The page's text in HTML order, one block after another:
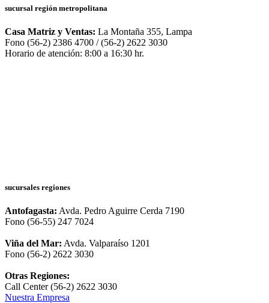
sucursal región metropolitana
Casa Matriz y Ventas: La Montaña 355, Lampa
Fono (56-2) 2386 4700 / (56-2) 2622 3030
Horario de atención: 8:00 a 16:30 hr.
sucursales regiones
Antofagasta: Avda. Pedro Aguirre Cerda 7190
Fono (56-55) 247 7024
Viña del Mar: Avda. Valparaíso 1201
Fono (56-2) 2622 3030
Otras Regiones:
Call Center (56-2) 2622 3030
Nuestra Empresa